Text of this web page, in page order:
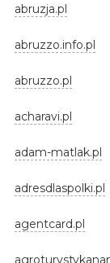
abruzja.pl
abruzzo.info.pl
abruzzo.pl
acharavi.pl
adam-matlak.pl
adresdlaspolki.pl
agentcard.pl